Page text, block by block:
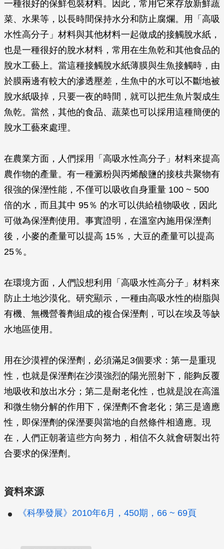
一種很好的保鮮包裝材料。因此，常用它來存放新鮮蔬
菜、水果等，以長時間保持水分和防止腐爛。用「高吸
水性高分子」材料與其他材料一起做成的接觸脫水紙，
也是一種很好的脫水材料，常用在生魚乾和其他食品的
脫水工藝上。當這種接觸脫水紙薄膜與生魚接觸時，由
於膜兩邊有較大的滲透壓差，生魚中的水可以不斷地被
脫水紙吸掉，只要一夜的時間，就可以把生魚片製成生
魚乾。當然，其他的食品、蔬菜也可以採用這種簡便的
脫水工藝來處理。
在農業方面，人們採用「高吸水性高分子」材料來提高
農作物的產量。有一種澱粉與丙烯酸鹽的接枝共聚物有
很強的保溼性能，不僅可以吸收自身重量 100 ~ 500
倍的水，而且其中 95％ 的水可以供給植物吸收，因此
可做為保溼劑使用。事實證明，在溫室內施用保溼劑
後，小麥的產量可以提高 15％，大豆的產量可以提高
25％。
在環境方面，人們設想利用「高吸水性高分子」材料來
防止土地沙漠化。研究顯示，一種由高吸水性的樹脂與
有機、無機營養劑組成的複合保溼劑，可以在埃及等缺
水地區使用。
用在沙漠裡的保溼劑，必須滿足3個要求：第一是重現
性，也就是保溼劑在沙漠強烈的陽光照射下，能夠反覆
地吸收和放出水分；第二是耐老化性，也就是說在高溫
和微生物分解的作用下，保溼劑不會老化；第三是適應
性，即保溼劑的保溼要與當地的自然條件相適應。現
在，人們正朝著這些方向努力，相信不久就會研製出符
合要求的保溼劑。
資料來源
《科學發展》2010年6月，450期，66 ~ 69頁